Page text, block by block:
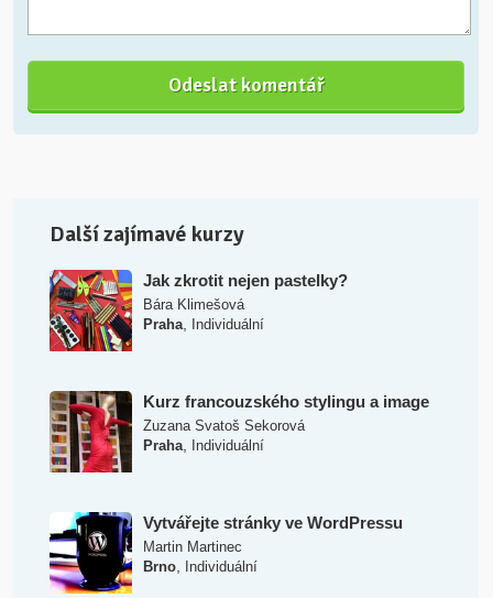
Další zajímavé kurzy
Jak zkrotit nejen pastelky?
Bára Klimešová
Praha, Individuální
Kurz francouzského stylingu a image
Zuzana Svatoš Sekorová
Praha, Individuální
Vytvářejte stránky ve WordPressu
Martin Martinec
Brno, Individuální